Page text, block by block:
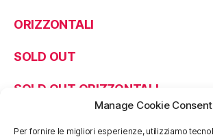
Manage Cookie Consent
Per fornire le migliori esperienze, utilizziamo
ORIZZONTALI
SOLD OUT
SOLD OUT ORIZZONTALI